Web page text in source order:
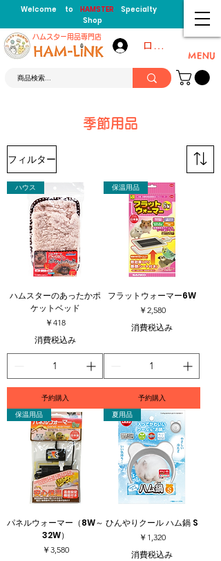
Welcome to HAMSTER Specialty
Shop
​ハムスター用品専門店
MENU
ログイン
季節用品
フィルター
ハウス
ハムスターのあったかポ
ケットベッド
価格
￥418
消費税込み
予約購入
保温用品
フラットウォーマー6W
価格
￥2,580
消費税込み
予約購入
保温用品
パネルウォーマー（8W～
32W）
価格
￥3,580
夏用品
ひんやりクール ハム鍋 S
価格
￥1,320
消費税込み